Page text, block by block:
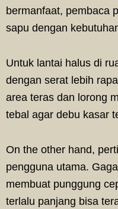
bermanfaat, pembaca
sapu dengan
Untuk lantai halus di
dengan serat lebih
area teras dan lorong
tebal agar debu kasar
On the other hand,
pengguna utama.
membuat punggung
terlalu panjang bisa